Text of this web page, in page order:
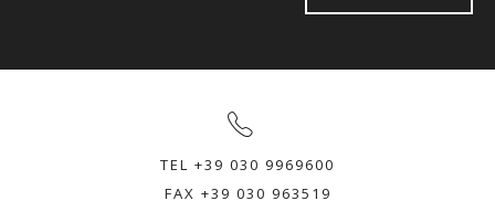
TEL +39 030 9969600
FAX +39 030 963519